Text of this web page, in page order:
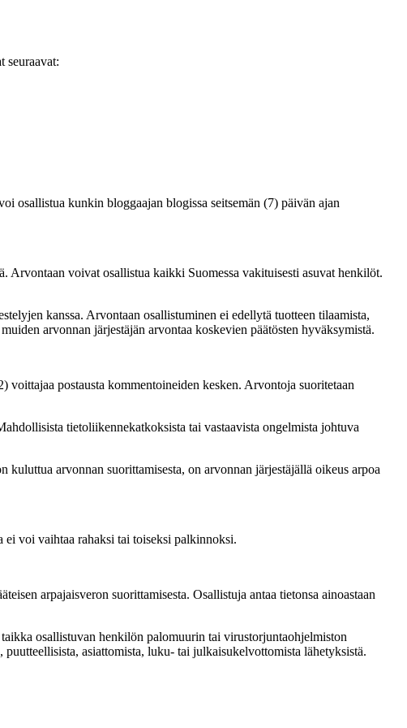
seuraavat:
osallistua kunkin bloggaajan blogissa seitsemän (7) päivän ajan
Arvontaan voivat osallistua kaikki Suomessa vakituisesti asuvat henkilöt.
kanssa. Arvontaan osallistuminen ei edellytä tuotteen tilaamista,
arvonnan järjestäjän arvontaa koskevien päätösten hyväksymistä.
postausta kommentoineiden kesken. Arvontoja suoritetaan
tietoliikennekatkoksista tai vastaavista ongelmista johtuva
arvonnan suorittamisesta, on arvonnan järjestäjällä oikeus arpoa
voi vaihtaa rahaksi tai toiseksi palkinnoksi.
arpajaisveron suorittamisesta. Osallistuja antaa tietonsa ainoastaan
osallistuvan henkilön palomuurin tai virustorjuntaohjelmiston
asiattomista, luku- tai julkaisukelvottomista lähetyksistä.